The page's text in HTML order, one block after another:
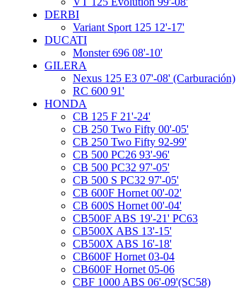
DERBI
Variant Sport 125 12'-17'
DUCATI
Monster 696 08'-10'
GILERA
Nexus 125 E3 07'-08' (Carburación)
RC 600 91'
HONDA
CB 125 F 21'-24'
CB 250 Two Fifty 00'-05'
CB 250 Two Fifty 92-99'
CB 500 PC26 93'-96'
CB 500 PC32 97'-05'
CB 500 S PC32 97'-05'
CB 600F Hornet 00'-02'
CB 600S Hornet 00'-04'
CB500F ABS 19'-21' PC63
CB500X ABS 13'-15'
CB500X ABS 16'-18'
CB600F Hornet 03-04
CB600F Hornet 05-06
CBF 1000 ABS 06'-09'(SC58)